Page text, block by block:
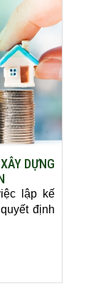
DỰNG
lập kế
định